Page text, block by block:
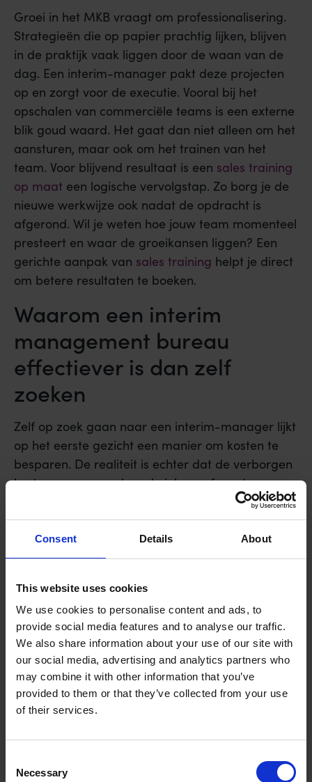
Consent Details About
This website uses cookies
We use cookies to personalise content and ads, to
provide social media features and to analyse our traffic.
We also share information about your use of our site with
our social media, advertising and analytics partners who
may combine it with other information that you’ve
provided to them or that they’ve collected from your use
of their services.
Selection
Necessary
Groei in het MKB vraagt om professionalisering.
Strategieën die op papier prachtig lijken, blijven
in de praktijk vaak liggen door de waan van de
dag. Een interim-manager pakt deze projecten
op en zorgt voor de executie. Vooral bij het
opschalen van commerciële teams is een externe
blik goud waard. Het gaat dan niet alleen om het
aansturen, maar ook om het trainen van het
team. Voor blijvend resultaat is een sales training
op maat een logische vervolgstap. Zo borg je de
nieuwe werkwijze ook nadat de opdracht is
afgerond. Wil je weten hoe jouw team momenteel
presteert en waar de groeikansen liggen? Een
gerichte aanpak van sales training helpt je direct
om betere resultaten te boeken.
Waarom een interim
management bureau
effectiever is dan zelf
zoeken
Zelf op zoek gaan naar een interim-manager lijkt
op het eerste gezicht een manier om kosten te
besparen. De realiteit is echter dat de verborgen
kosten van een verkeerde inhuur of een traag
selectieproces vele malen hoger liggen. Een
interim management bureau biedt niet alleen
snelheid, maar vooral de zekerheid dat de
kandidaat past bij de specifieke uitdaging van
profielen scrolt, heeft een bureau de ideale
kandidaat vaak al in het vizier. Wij beschikken
over een exclusief en vooraf gescreend netwerk
van topmanagers die we persoonlijk kennen.
Binnen enkele dagen zit de juiste persoon aan
tafel, klaar om impact te maken.
Daarnaast ontzorgt een bureau je volledig op het
gebied van contractbeheer en administratie. In
handhaving van de Wet DBA en de nieuwe regels